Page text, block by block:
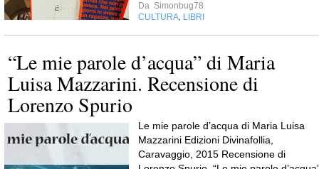
Da Simonbug78
CULTURA LIBRI
“Le mie parole d’acqua” di Maria
Luisa Mazzarini. Recensione di
Lorenzo Spurio
Le mie parole d’acqua di Maria Luisa
Mazzarini Edizioni Divinafollia,
Caravaggio, 2015 Recensione di